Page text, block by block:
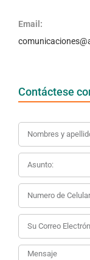
Email:
Contáctese